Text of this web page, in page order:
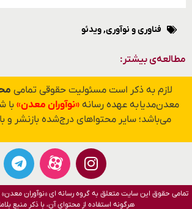
فناوری و نوآوری,ویدئو
مطالعه‌ی بیشتر:
لازم به ذکر است مسئولیت حقوقی تمامی
معدن‌مدیا به عهده رسانه«نوآوران معدن»
می‌باشد؛ سایر محتواهای درج‌شده بازنشر و
تمامی حقوق این سایت متعلق به گروه رسانه ای «نوآوران معدن»
هرگونه استفاده از محتوای آن، با ذکر منبع